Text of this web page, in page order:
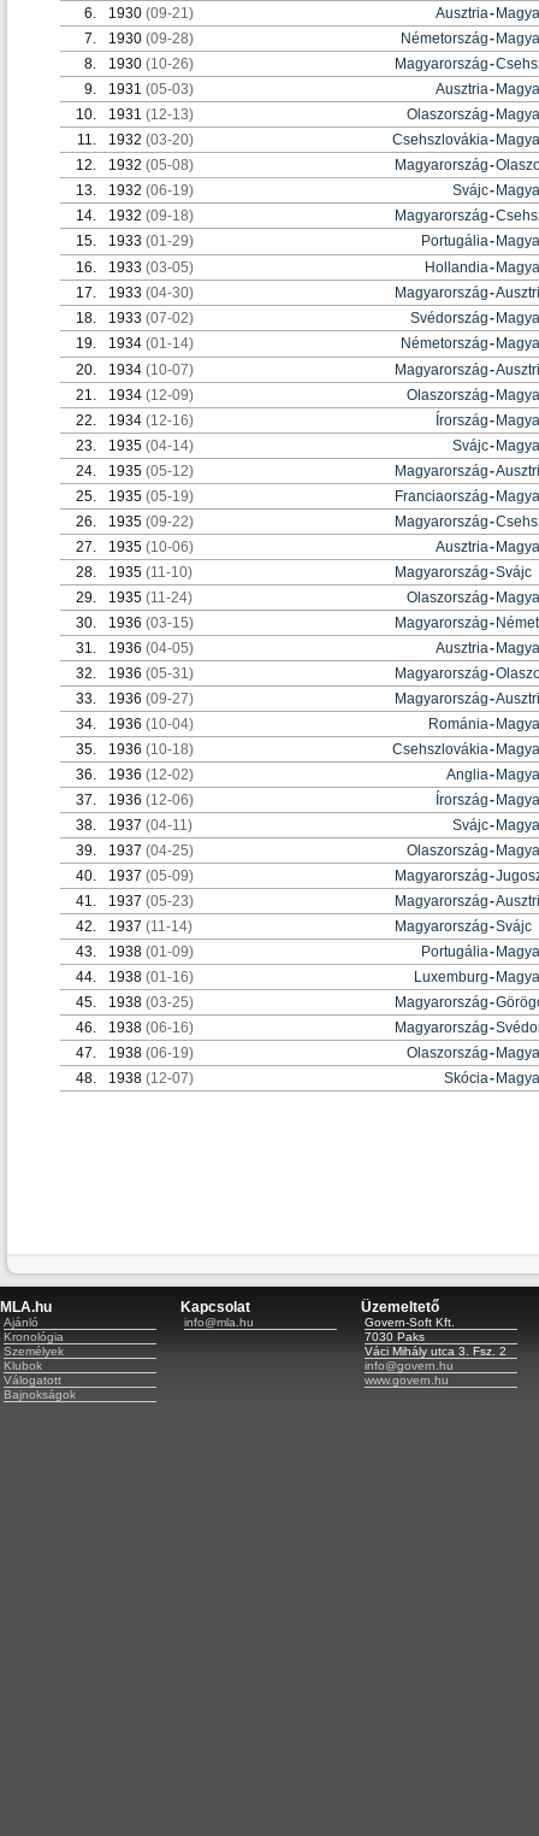
6.
1930 (09-21) Ausztria-
7.
1930 (09-28) Németország-
8.
1930 (10-26) Magyarország-
9.
1931 (05-03) Ausztria-
10.
1931 (12-13) Olaszország-
11.
1932 (03-20) Csehszlovákia-
12.
1932 (05-08) Magyarország-
13.
1932 (06-19) Svájc-
14.
1932 (09-18) Magyarország-
15.
1933 (01-29) Portugália-
16.
1933 (03-05) Hollandia-
17.
1933 (04-30) Magyarország-
18.
1933 (07-02) Svédország-
19.
1934 (01-14) Németország-
20.
1934 (10-07) Magyarország-
21.
1934 (12-09) Olaszország-
22.
1934 (12-16) Írország-
23.
1935 (04-14) Svájc-
24.
1935 (05-12) Magyarország-
25.
1935 (05-19) Franciaország-
26.
1935 (09-22) Magyarország-
27.
1935 (10-06) Ausztria-
28.
1935 (11-10) Magyarország-Svájc
29.
1935 (11-24) Olaszország-
30.
1936 (03-15) Magyarország-
31.
1936 (04-05) Ausztria-
32.
1936 (05-31) Magyarország-
33.
1936 (09-27) Magyarország-
34.
1936 (10-04) Románia-
35.
1936 (10-18) Csehszlovákia-
36.
1936 (12-02) Anglia-
37.
1936 (12-06) Írország-
38.
1937 (04-11) Svájc-
39.
1937 (04-25) Olaszország-
40.
1937 (05-09) Magyarország-
41.
1937 (05-23) Magyarország-
42.
1937 (11-14) Magyarország-Svájc
43.
1938 (01-09) Portugália-
44.
1938 (01-16) Luxemburg-
45.
1938 (03-25) Magyarország-
46.
1938 (06-16) Magyarország-
47.
1938 (06-19) Olaszország-
48.
1938 (12-07) Skócia-
MLA.hu
Ajánló
Kronológia
Személyek
Klubok
Válogatott
Bajnokságok
Kapcsolat
info@mla.hu
Üzemeltető
Govern-Soft Kft.
7030 Paks
Váci Mihály utca 3. Fsz. 2
info@govern.hu
www.govern.hu